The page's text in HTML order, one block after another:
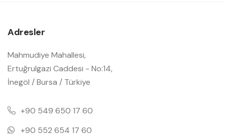
Adresler
Mahmudiye Mahallesi,
Ertuğrulgazi Caddesi - No:14,
İnegöl / Bursa / Türkiye
+90 549 650 17 60
+90 552 654 17 60